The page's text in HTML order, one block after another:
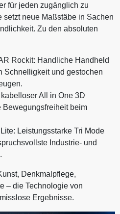
für jeden zugänglich zu
setzt neue Maßstäbe in Sachen
Zu den absoluten
Rockit: Handliche Handheld
Schnelligkeit und gestochen
All in One 3D
Bewegungsfreiheit beim
Leistungsstarke Tri Mode
Industrie- und
Denkmalpflege,
– die Technologie von
Ergebnisse.